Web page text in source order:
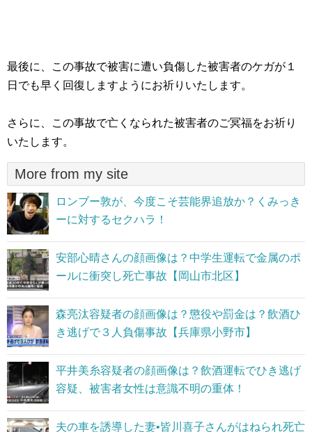
最後に、この事故で被害に遭い負傷した被害者のケガが１
日でも早く回復しますようにお祈りいたします。
さらに、この事故で亡くなられた被害者のご冥福をお祈り
いたします。
More from my site
ロンブー敦が、今度こそ芸能界追放か？くみっき
ーに対するセクハラ！
安部心晴さんの顔画像は？中学生運転で金属のポ
ールに衝突し死亡事故【岡山市北区】
森亮汰容疑者の顔画像は？懲役や罰金は？飲酒ひ
き逃げで３人負傷事故【兵庫県小野市】
平井美糸容疑者の顔画像は？飲酒運転でひき逃げ
容疑、被害者女性は意識不明の重体！
夫の車を誘導した妻•皆川喜子さんがはねられ死亡